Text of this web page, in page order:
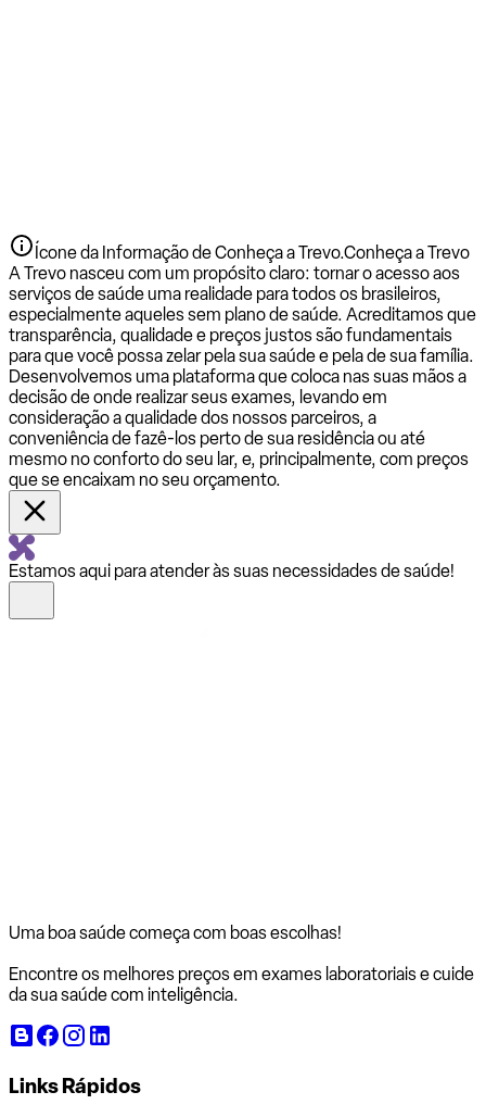
Ícone da Informação de Conheça a Trevo.Conheça a Trevo
A Trevo nasceu com um propósito claro: tornar o acesso aos
serviços de saúde uma realidade para todos os brasileiros,
especialmente aqueles sem plano de saúde. Acreditamos que
transparência, qualidade e preços justos são fundamentais
para que você possa zelar pela sua saúde e pela de sua família.
Desenvolvemos uma plataforma que coloca nas suas mãos a
decisão de onde realizar seus exames, levando em
consideração a qualidade dos nossos parceiros, a
conveniência de fazê-los perto de sua residência ou até
mesmo no conforto do seu lar, e, principalmente, com preços
que se encaixam no seu orçamento.
Estamos aqui para atender às suas necessidades de saúde!
Uma boa saúde começa com boas escolhas!
Encontre os melhores preços em exames laboratoriais e cuide
da sua saúde com inteligência.
Links Rápidos